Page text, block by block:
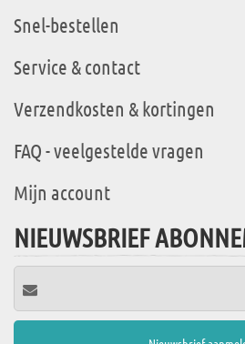
Snel-bestellen
Service & contact
Verzendkosten & kortingen
FAQ - veelgestelde vragen
Mijn account
NIEUWSBRIEF